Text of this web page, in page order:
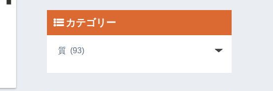
カテゴリー